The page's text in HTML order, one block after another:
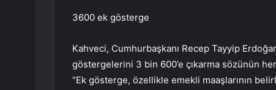
3600 ek gösterge
Kahveci, Cumhurbaşkanı Recep Tayyip
göstergelerini 3 bin 600’e çıkarma sözünün
“Ek gösterge, özellikle emekli maaşlarının